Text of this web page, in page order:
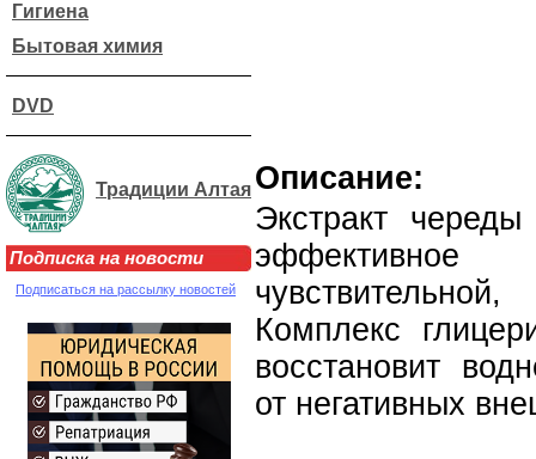
Гигиена
Бытовая химия
DVD
Традиции Алтая
Подписка на новости
Подписаться на рассылку новостей
Описание:
Экстракт
Комплекс
восстановит
от негативных